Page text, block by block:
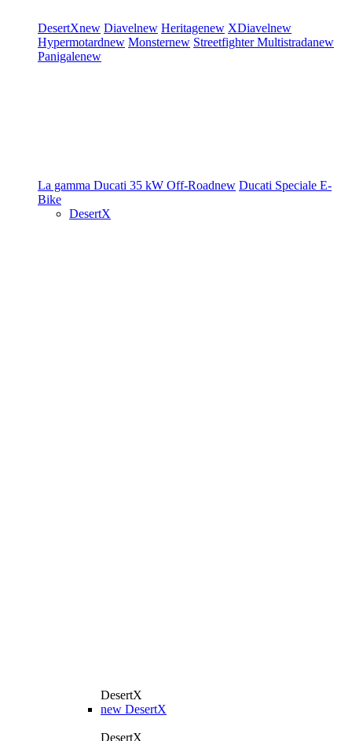
DesertXnew Diavelnew Heritagenew XDiavelnew
Hypermotardnew Monsternew StreetfighterMultistradanew
Panigalenew
La gamma Ducati 35 kW Off-Roadnew Ducati Speciale E-
Bike
DesertX
DesertX
new DesertX
DesertX